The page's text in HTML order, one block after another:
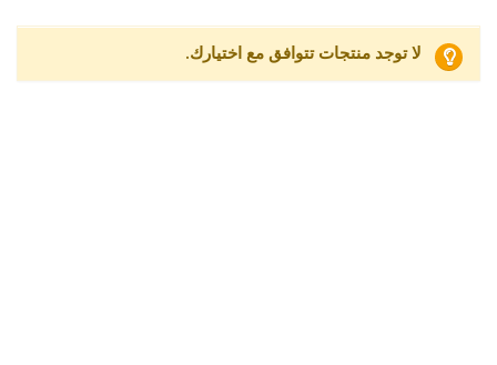
لا توجد منتجات تتوافق مع اختيارك.